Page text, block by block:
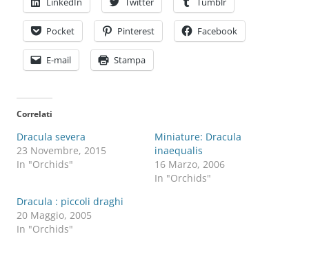
Pocket Pinterest Facebook
E-mail Stampa
Correlati
Dracula severa
23 Novembre, 2015
In "Orchids"
Miniature: Dracula
inaequalis
16 Marzo, 2006
In "Orchids"
Dracula : piccoli draghi
20 Maggio, 2005
In "Orchids"